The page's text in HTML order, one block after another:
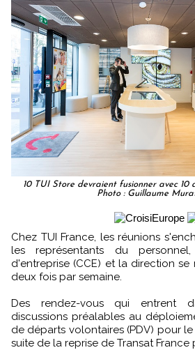
10 TUI Store devraient fusionner avec 10
Photo : Guillaume
Chez TUI France, les réunions s'enchaînent. Actuellement,
les représentants du
d'entreprise (CCE) et la direction
deux fois par semaine.
Des rendez-vous qui entrent
discussions préalables au
de départs volontaires (PDV) pour
suite de la reprise de Transat France